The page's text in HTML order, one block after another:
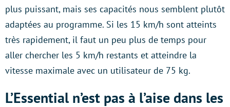
plus puissant, mais ses capacités nous semblent plutôt
adaptées au programme. Si les 15 km/h sont atteints
très rapidement, il faut un peu plus de temps pour
aller chercher les 5 km/h restants et atteindre la
vitesse maximale avec un utilisateur de 75 kg.
L’Essential n’est pas à l’aise dans les